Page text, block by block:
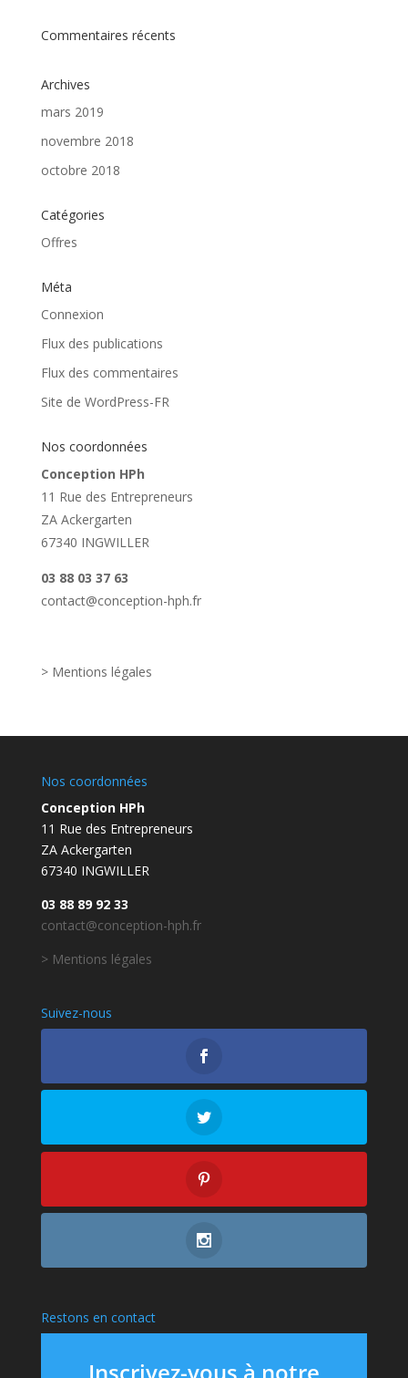
Commentaires récents
Archives
mars 2019
novembre 2018
octobre 2018
Catégories
Offres
Méta
Connexion
Flux des publications
Flux des commentaires
Site de WordPress-FR
Nos coordonnées
Conception HPh
11 Rue des Entrepreneurs
ZA Ackergarten
67340 INGWILLER
03 88 03 37 63
contact@conception-hph.fr
> Mentions légales
Nos coordonnées
Conception HPh
11 Rue des Entrepreneurs
ZA Ackergarten
67340 INGWILLER
03 88 89 92 33
contact@conception-hph.fr
> Mentions légales
Suivez-nous
Restons en contact
Inscrivez-vous à notre